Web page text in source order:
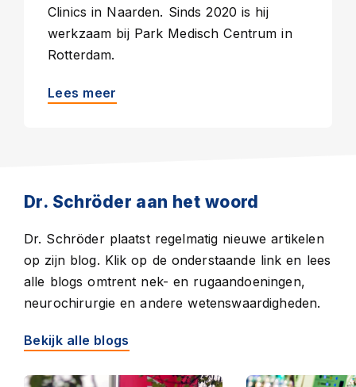
Clinics in Naarden. Sinds 2020 is hij
werkzaam bij Park Medisch Centrum in
Rotterdam.
Lees meer
Dr. Schröder aan het woord
Dr. Schröder plaatst regelmatig nieuwe artikelen
op zijn blog. Klik op de onderstaande link en lees
alle blogs omtrent nek- en rugaandoeningen,
neurochirurgie en andere wetenswaardigheden.
Bekijk alle blogs